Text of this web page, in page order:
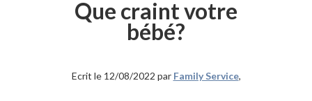
Que craint votre
bébé?
Ecrit le 12/08/2022 par Family Service,